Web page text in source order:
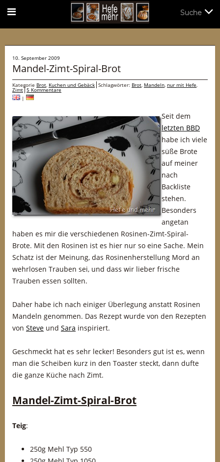
10. September 2009
Mandel-Zimt-Spiral-Brot
Kategorie Brot, Kuchen und Gebäck Schlagwörter: Brot, Mandeln, nur mit Hefe,
Zimt 5 Kommentare
|
Seit dem
letzten BBD
habe ich viele
süße Brote
auf meiner
nach
Backliste
stehen.
Besonders
angetan
haben es mir die verschiedenen Rosinen-Zimt-Spiral-
Brote. Mit den Rosinen ist es hier nur so eine Sache. Mein
Schatz ist der Meinung, das Rosinenherstellung Mord an
wehrlosen Trauben sei, und dass wir lieber frische
Trauben essen sollten.
Daher habe ich nach einiger Überlegung anstatt Rosinen
Mandeln genommen. Das Rezept wurde von den Rezepten
von Steve und Sara inspiriert.
Geschmeckt hat es sehr lecker! Besonders gut ist es, wenn
man die Scheiben kurz in den Toaster steckt, dann dufte
die ganze Küche nach Zimt.
Mandel-Zimt-Spiral-Brot
Teig:
250g Mehl Typ 550
Suche
Suche